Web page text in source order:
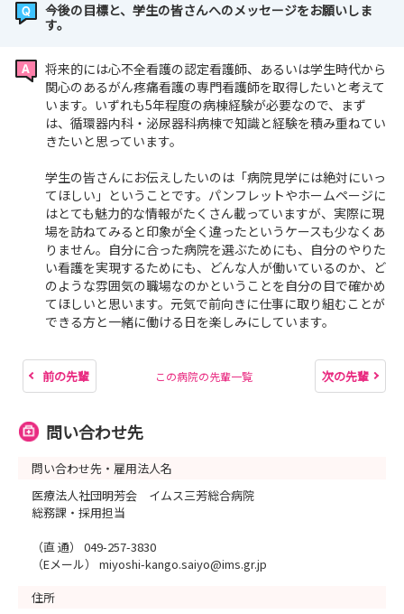
今後の目標と、学生の皆さんへのメッセージをお願いしま
す。
将来的には心不全看護の認定看護師、あるいは学生時代から
関心のあるがん疼痛看護の専門看護師を取得したいと考えて
います。いずれも5年程度の病棟経験が必要なので、まず
は、循環器内科・泌尿器科病棟で知識と経験を積み重ねてい
きたいと思っています。
学生の皆さんにお伝えしたいのは「病院見学には絶対にいっ
てほしい」ということです。パンフレットやホームページに
はとても魅力的な情報がたくさん載っていますが、実際に現
場を訪ねてみると印象が全く違ったというケースも少なくあ
りません。自分に合った病院を選ぶためにも、自分のやりた
い看護を実現するためにも、どんな人が働いているのか、ど
のような雰囲気の職場なのかということを自分の目で確かめ
てほしいと思います。元気で前向きに仕事に取り組むことが
できる方と一緒に働ける日を楽しみにしています。
前の先輩 この病院の先輩一覧 次の先輩
問い合わせ先
問い合わせ先・雇用法人名
医療法人社団明芳会 イムス三芳総合病院
総務課・採用担当
（直 通） 049-257-3830
（Eメール） miyoshi-kango.saiyo@ims.gr.jp
住所